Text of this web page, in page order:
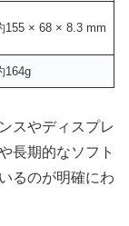
155 × 68 × 8.3 mm
164g
スやディスプレ
長期的なソフト
るのが明確にわ